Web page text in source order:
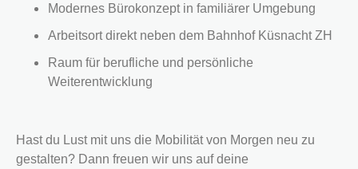
Modernes Bürokonzept in familiärer Umgebung
Arbeitsort direkt neben dem Bahnhof Küsnacht ZH
Raum für berufliche und persönliche
Weiterentwicklung
Hast du Lust mit uns die Mobilität von Morgen neu zu
gestalten? Dann freuen wir uns auf deine